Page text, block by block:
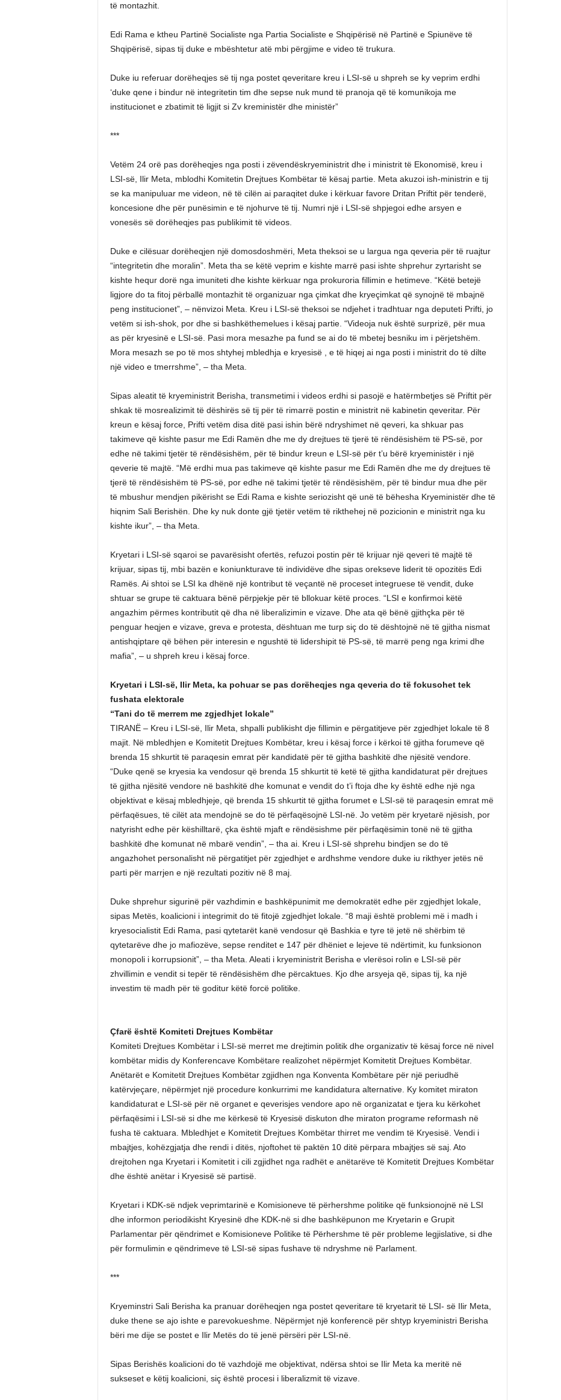
të montazhit.
Edi Rama e ktheu Partinë Socialiste nga Partia Socialiste e Shqipërisë në Partinë e Spiunëve të
Shqipërisë, sipas tij duke e mbështetur atë mbi përgjime e video të trukura.
Duke iu referuar dorëheqjes së tij nga postet qeveritare kreu i LSI-së u shpreh se ky veprim erdhi
‘duke qene i bindur në integritetin tim dhe sepse nuk mund të pranoja që të komunikoja me
institucionet e zbatimit të ligjit si Zv kreministër dhe ministër”
***
Vetëm 24 orë pas dorëheqjes nga posti i zëvendëskryeministrit dhe i ministrit të Ekonomisë, kreu i
LSI-së, Ilir Meta, mblodhi Komitetin Drejtues Kombëtar të kësaj partie. Meta akuzoi ish-ministrin e tij
se ka manipuluar me videon, në të cilën ai paraqitet duke i kërkuar favore Dritan Priftit për tenderë,
koncesione dhe për punësimin e të njohurve të tij. Numri një i LSI-së shpjegoi edhe arsyen e
vonesës së dorëheqjes pas publikimit të videos.
Duke e cilësuar dorëheqjen një domosdoshmëri, Meta theksoi se u largua nga qeveria për të ruajtur
“integritetin dhe moralin”. Meta tha se këtë veprim e kishte marrë pasi ishte shprehur zyrtarisht se
kishte hequr dorë nga imuniteti dhe kishte kërkuar nga prokuroria fillimin e hetimeve. “Këtë betejë
ligjore do ta fitoj përballë montazhit të organizuar nga çimkat dhe kryeçimkat që synojnë të mbajnë
peng institucionet”, – nënvizoi Meta. Kreu i LSI-së theksoi se ndjehet i tradhtuar nga deputeti Prifti, jo
vetëm si ish-shok, por dhe si bashkëthemelues i kësaj partie. “Videoja nuk është surprizë, për mua
as për kryesinë e LSI-së. Pasi mora mesazhe pa fund se ai do të mbetej besniku im i përjetshëm.
Mora mesazh se po të mos shtyhej mbledhja e kryesisë , e të hiqej ai nga posti i ministrit do të dilte
një video e tmerrshme”, – tha Meta.
Sipas aleatit të kryeministrit Berisha, transmetimi i videos erdhi si pasojë e hatërmbetjes së Priftit për
shkak të mosrealizimit të dëshirës së tij për të rimarrë postin e ministrit në kabinetin qeveritar. Për
kreun e kësaj force, Prifti vetëm disa ditë pasi ishin bërë ndryshimet në qeveri, ka shkuar pas
takimeve që kishte pasur me Edi Ramën dhe me dy drejtues të tjerë të rëndësishëm të PS-së, por
edhe në takimi tjetër të rëndësishëm, për të bindur kreun e LSI-së për t’u bërë kryeministër i një
qeverie të majtë. “Më erdhi mua pas takimeve që kishte pasur me Edi Ramën dhe me dy drejtues të
tjerë të rëndësishëm të PS-së, por edhe në takimi tjetër të rëndësishëm, për të bindur mua dhe për
të mbushur mendjen pikërisht se Edi Rama e kishte seriozisht që unë të bëhesha Kryeministër dhe të
hiqnim Sali Berishën. Dhe ky nuk donte gjë tjetër vetëm të rikthehej në pozicionin e ministrit nga ku
kishte ikur”, – tha Meta.
Kryetari i LSI-së sqaroi se pavarësisht ofertës, refuzoi postin për të krijuar një qeveri të majtë të
krijuar, sipas tij, mbi bazën e koniunkturave të individëve dhe sipas orekseve liderit të opozitës Edi
Ramës. Ai shtoi se LSI ka dhënë një kontribut të veçantë në proceset integruese të vendit, duke
shtuar se grupe të caktuara bënë përpjekje për të bllokuar këtë proces. “LSI e konfirmoi këtë
angazhim përmes kontributit që dha në liberalizimin e vizave. Dhe ata që bënë gjithçka për të
penguar heqjen e vizave, greva e protesta, dështuan me turp siç do të dështojnë në të gjitha nismat
antishqiptare që bëhen për interesin e ngushtë të lidershipit të PS-së, të marrë peng nga krimi dhe
mafia”, – u shpreh kreu i kësaj force.
Kryetari i LSI-së, Ilir Meta, ka pohuar se pas dorëheqjes nga qeveria do të fokusohet tek
fushata elektorale
“Tani do të merrem me zgjedhjet lokale”
TIRANË – Kreu i LSI-së, Ilir Meta, shpalli publikisht dje fillimin e përgatitjeve për zgjedhjet lokale të 8
majit. Në mbledhjen e Komitetit Drejtues Kombëtar, kreu i kësaj force i kërkoi të gjitha forumeve që
brenda 15 shkurtit të paraqesin emrat për kandidatë për të gjitha bashkitë dhe njësitë vendore.
“Duke qenë se kryesia ka vendosur që brenda 15 shkurtit të ketë të gjitha kandidaturat për drejtues
të gjitha njësitë vendore në bashkitë dhe komunat e vendit do t’i ftoja dhe ky është edhe një nga
objektivat e kësaj mbledhjeje, që brenda 15 shkurtit të gjitha forumet e LSI-së të paraqesin emrat më
përfaqësues, të cilët ata mendojnë se do të përfaqësojnë LSI-në. Jo vetëm për kryetarë njësish, por
natyrisht edhe për këshilltarë, çka është mjaft e rëndësishme për përfaqësimin tonë në të gjitha
bashkitë dhe komunat në mbarë vendin”, – tha ai. Kreu i LSI-së shprehu bindjen se do të
angazhohet personalisht në përgatitjet për zgjedhjet e ardhshme vendore duke iu rikthyer jetës në
parti për marrjen e një rezultati pozitiv në 8 maj.
Duke shprehur sigurinë për vazhdimin e bashkëpunimit me demokratët edhe për zgjedhjet lokale,
sipas Metës, koalicioni i integrimit do të fitojë zgjedhjet lokale. “8 maji është problemi më i madh i
kryesocialistit Edi Rama, pasi qytetarët kanë vendosur që Bashkia e tyre të jetë në shërbim të
qytetarëve dhe jo mafiozëve, sepse renditet e 147 për dhëniet e lejeve të ndërtimit, ku funksionon
monopoli i korrupsionit”, – tha Meta. Aleati i kryeministrit Berisha e vlerësoi rolin e LSI-së për
zhvillimin e vendit si tepër të rëndësishëm dhe përcaktues. Kjo dhe arsyeja që, sipas tij, ka një
investim të madh për të goditur këtë forcë politike.
Çfarë është Komiteti Drejtues Kombëtar
Komiteti Drejtues Kombëtar i LSI-së merret me drejtimin politik dhe organizativ të kësaj force në nivel
kombëtar midis dy Konferencave Kombëtare realizohet nëpërmjet Komitetit Drejtues Kombëtar.
Anëtarët e Komitetit Drejtues Kombëtar zgjidhen nga Konventa Kombëtare për një periudhë
katërvjeçare, nëpërmjet një procedure konkurrimi me kandidatura alternative. Ky komitet miraton
kandidaturat e LSI-së për në organet e qeverisjes vendore apo në organizatat e tjera ku kërkohet
përfaqësimi i LSI-së si dhe me kërkesë të Kryesisë diskuton dhe miraton programe reformash në
fusha të caktuara. Mbledhjet e Komitetit Drejtues Kombëtar thirret me vendim të Kryesisë. Vendi i
mbajtjes, kohëzgjatja dhe rendi i ditës, njoftohet të paktën 10 ditë përpara mbajtjes së saj. Ato
drejtohen nga Kryetari i Komitetit i cili zgjidhet nga radhët e anëtarëve të Komitetit Drejtues Kombëtar
dhe është anëtar i Kryesisë së partisë.
Kryetari i KDK-së ndjek veprimtarinë e Komisioneve të përhershme politike që funksionojnë në LSI
dhe informon periodikisht Kryesinë dhe KDK-në si dhe bashkëpunon me Kryetarin e Grupit
Parlamentar për qëndrimet e Komisioneve Politike të Përhershme të për probleme legjislative, si dhe
për formulimin e qëndrimeve të LSI-së sipas fushave të ndryshme në Parlament.
***
Kryeminstri Sali Berisha ka pranuar dorëheqjen nga postet qeveritare të kryetarit të LSI- së Ilir Meta,
duke thene se ajo ishte e parevokueshme. Nëpërmjet një konferencë për shtyp kryeministri Berisha
bëri me dije se postet e Ilir Metës do të jenë përsëri për LSI-në.
Sipas Berishës koalicioni do të vazhdojë me objektivat, ndërsa shtoi se Ilir Meta ka meritë në
sukseset e këtij koalicioni, siç është procesi i liberalizmit të vizave.